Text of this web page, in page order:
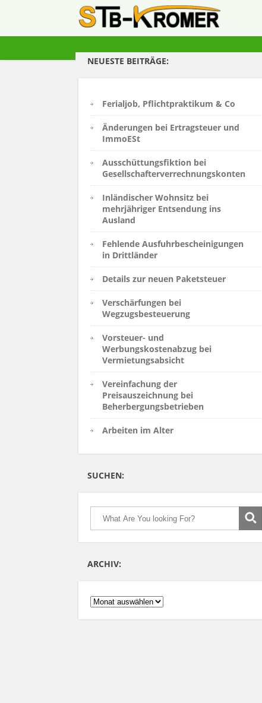
NEUESTE BEITRÄGE:
Ferialjob, Pflichtpraktikum & Co
Änderungen bei Ertragsteuer und
ImmoESt
Ausschüttungsfiktion bei
Gesellschafterverrechnungskonten
Inländischer Wohnsitz bei
mehrjähriger Entsendung ins
Ausland
Fehlende Ausfuhrbescheinigungen
in Drittländer
Details zur neuen Paketsteuer
Verschärfungen bei
Wegzugsbesteuerung
Vorsteuer- und
Werbungskostenabzug bei
Vermietungsabsicht
Vereinfachung der
Preisauszeichnung bei
Beherbergungsbetrieben
Arbeiten im Alter
SUCHEN:
ARCHIV:
ARCHIV: